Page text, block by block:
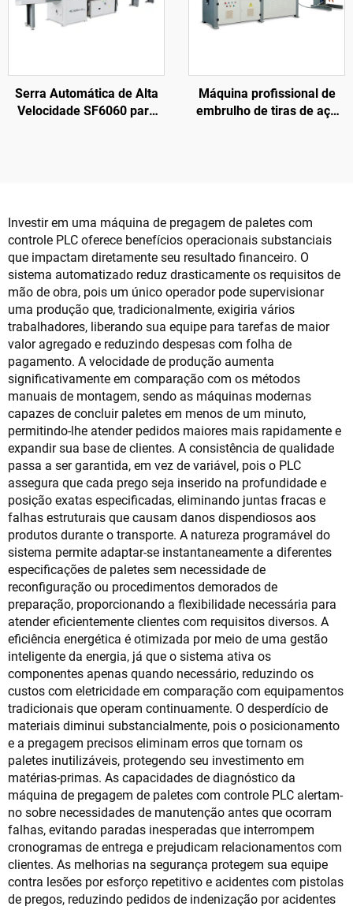
Serra Automática de Alta
Velocidade SF6060 para
Máquina profissional de
embrulho de tiras de aço
Investir em uma máquina de pregagem de paletes com
controle PLC oferece benefícios operacionais substanciais
que impactam diretamente seu resultado financeiro. O
sistema automatizado reduz drasticamente os requisitos de
mão de obra, pois um único operador pode supervisionar
uma produção que, tradicionalmente, exigiria vários
trabalhadores, liberando sua equipe para tarefas de maior
valor agregado e reduzindo despesas com folha de
pagamento. A velocidade de produção aumenta
significativamente em comparação com os métodos
manuais de montagem, sendo as máquinas modernas
capazes de concluir paletes em menos de um minuto,
permitindo-lhe atender pedidos maiores mais rapidamente e
expandir sua base de clientes. A consistência de qualidade
passa a ser garantida, em vez de variável, pois o PLC
assegura que cada prego seja inserido na profundidade e
posição exatas especificadas, eliminando juntas fracas e
falhas estruturais que causam danos dispendiosos aos
produtos durante o transporte. A natureza programável do
sistema permite adaptar-se instantaneamente a diferentes
especificações de paletes sem necessidade de
reconfiguração ou procedimentos demorados de
preparação, proporcionando a flexibilidade necessária para
atender eficientemente clientes com requisitos diversos. A
eficiência energética é otimizada por meio de uma gestão
inteligente da energia, já que o sistema ativa os
componentes apenas quando necessário, reduzindo os
custos com eletricidade em comparação com equipamentos
tradicionais que operam continuamente. O desperdício de
materiais diminui substancialmente, pois o posicionamento
e a pregagem precisos eliminam erros que tornam os
paletes inutilizáveis, protegendo seu investimento em
matérias-primas. As capacidades de diagnóstico da
máquina de pregagem de paletes com controle PLC alertam-
no sobre necessidades de manutenção antes que ocorram
falhas, evitando paradas inesperadas que interrompem
cronogramas de entrega e prejudicam relacionamentos com
clientes. As melhorias na segurança protegem sua equipe
contra lesões por esforço repetitivo e acidentes com pistolas
de pregos, reduzindo pedidos de indenização por acidentes